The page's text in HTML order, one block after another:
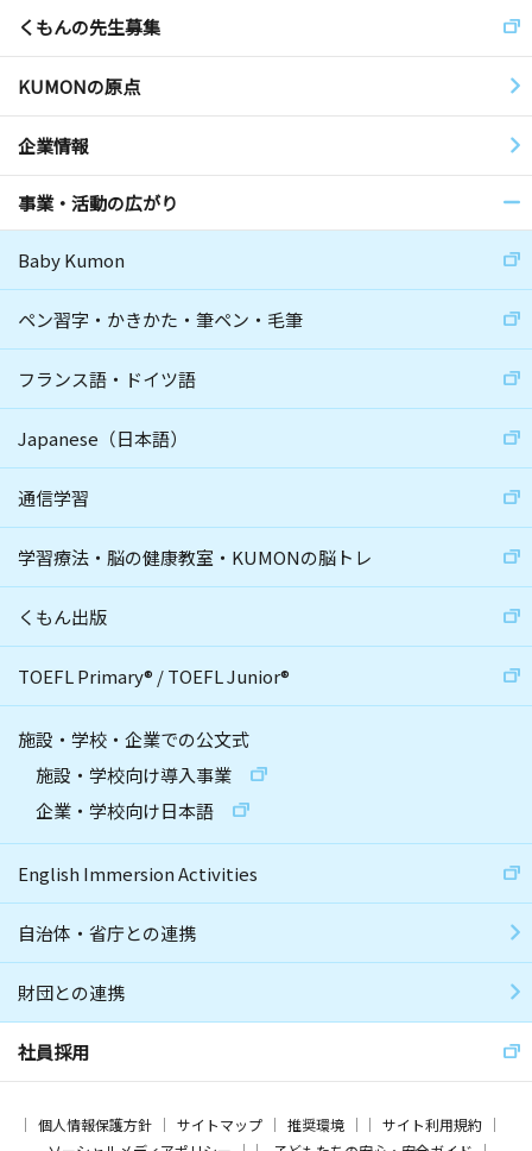
くもんの先生募集
KUMONの原点
企業情報
事業・活動の広がり
Baby Kumon
ペン習字・かきかた・筆ペン・毛筆
フランス語・ドイツ語
Japanese（日本語）
通信学習
学習療法・脳の健康教室・KUMONの脳トレ
くもん出版
TOEFL Primary® /TOEFL Junior®
施設・学校・企業での公文式
施設・学校向け導入事業
企業・学校向け日本語
English Immersion Activities
自治体・省庁との連携
財団との連携
社員採用
個人情報保護方針 サイトマップ 推奨環境
サイト利用規約